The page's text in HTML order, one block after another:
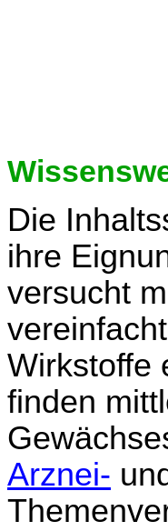
Die
ihre
versucht
Wirkstoffe
finden
Arznei-